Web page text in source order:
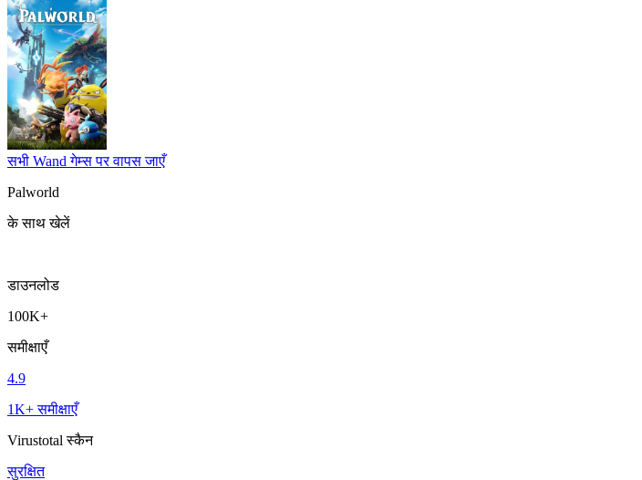
सभी Wand गेम्स पर वापस जाएँ
Palworld
के साथ खेलें
डाउनलोड
100K+
समीक्षाएँ
4.9
1K+ समीक्षाएँ
Virustotal स्कैन
सुरक्षित